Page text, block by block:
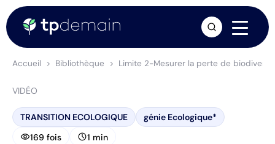
Accueil Bibliothèque Limite 2-Mesurer la perte de
VIDÉO
TRANSITION ECOLOGIQUE génie Ecologique*
visibility169 fois schedule1 min
arrow_forward